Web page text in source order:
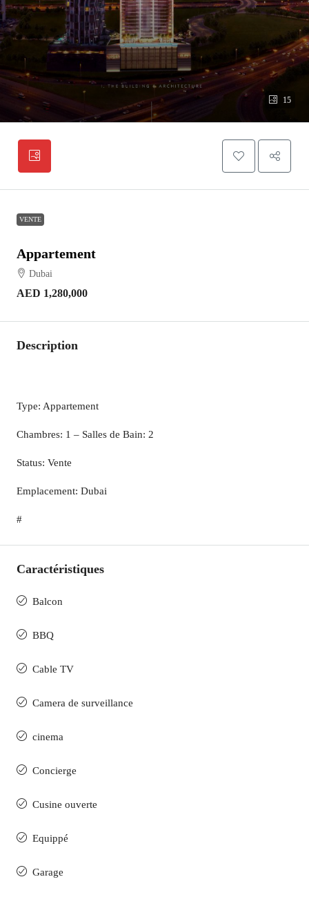
15
VENTE
Appartement
Dubai
AED 1,280,000
Description
Type: Appartement
Chambres: 1 – Salles de Bain: 2
Status: Vente
Emplacement: Dubai
#
Caractéristiques
Balcon
BBQ
Cable TV
Camera de surveillance
cinema
Concierge
Cusine ouverte
Equippé
Garage